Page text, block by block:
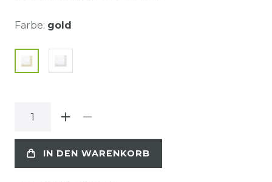
Farbe: gold
IN DEN WARENKORB